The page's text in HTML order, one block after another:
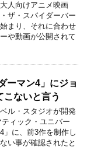
人向けアニメ映画
ザ・スパイダーバー
まり、それに合わせ
や動画が公開されて
ーマン4」にジョ
こないと言う
ル・スタジオが開発
ィック・ユニバー
」に、前3作を制作し
い事が確認されたと